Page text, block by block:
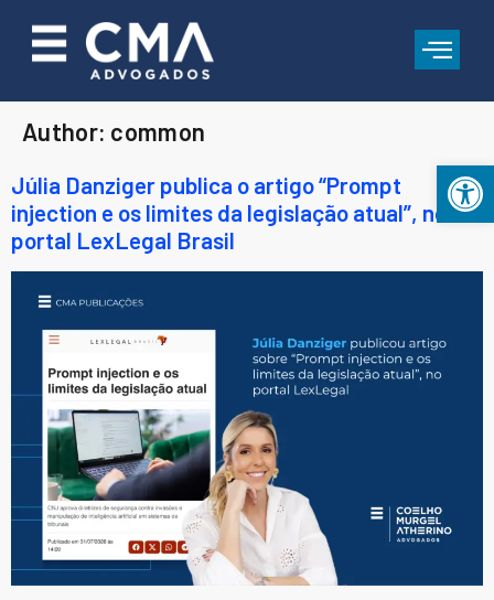
Author: common
Júlia Danziger publica o artigo “Prompt
injection e os limites da legislação atual”, no
portal LexLegal Brasil